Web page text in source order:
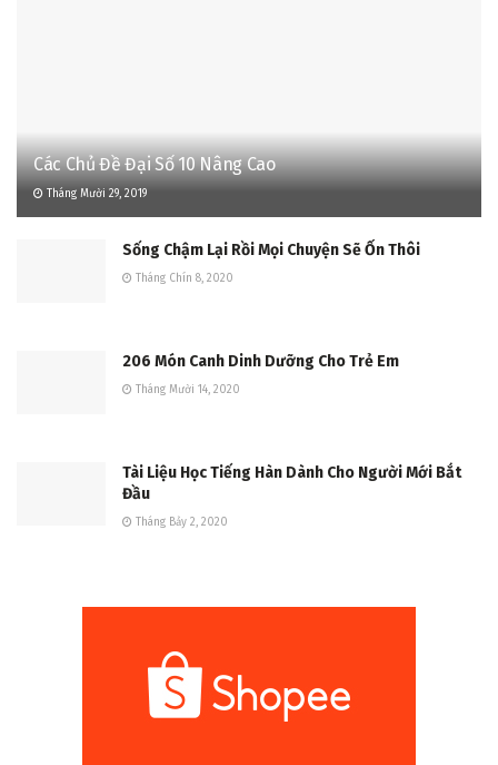
Các Chủ Đề Đại Số 10 Nâng Cao
Tháng Mười 29, 2019
Sống Chậm Lại Rồi Mọi Chuyện Sẽ Ổn Thôi
Tháng Chín 8, 2020
206 Món Canh Dinh Dưỡng Cho Trẻ Em
Tháng Mười 14, 2020
Tài Liệu Học Tiếng Hàn Dành Cho Người Mới Bắt
Đầu
Tháng Bảy 2, 2020